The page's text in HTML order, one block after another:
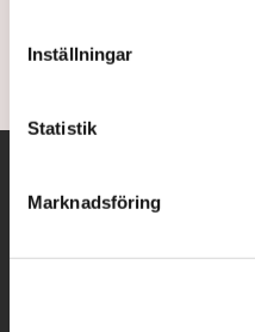
Inställningar
Statistik
Marknadsföring
4 years ago | Av: Redaktionen